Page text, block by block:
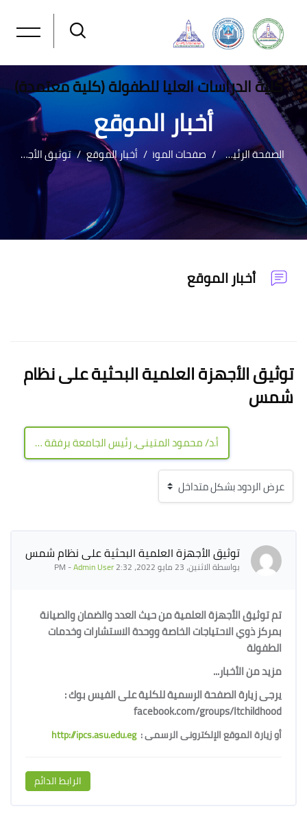
كلية الدراسات العليا للطفولة (كلية معتمدة)
أخبار الموقع
الصفحة الرئيسية صفحات الموقع أخبار الموقع توثيق الأجهزة العلمية البحثية على نظام شمس
أخبار الموقع
توثيق الأجهزة العلمية البحثية على نظام
شمس
أ.د/ محمود المتينى، رئيس الجامعة برفقة أ.د/ هويدا الجبالى عميد الكلية خلال حفل تسلم شهادة إعتماد الكلية بالهيئة القومية لضمان الجودة والاعتماد ←
توثيق الأجهزة العلمية البحثية على نظام شمس
بواسطةالاثنين، 23 مايو 2022، 2:32 PM -Admin User
عدد الردود: 0
تم توثيق الأجهزة العلمية من حيث العدد والضمان والصيانة
بمركز ذوي الاحتياجات الخاصة ووحدة الاستشارات وخدمات
الطفولة
مزيد من الأخبار...
يرجى زيارة الصفحة الرسمية للكلية على الفيس بوك :
facebook.com/groups/Itchildhood
أو زيارة الموقع الإلكترونى الرسمى : http://ipcs.asu.edu.eg
الرابط الدائم